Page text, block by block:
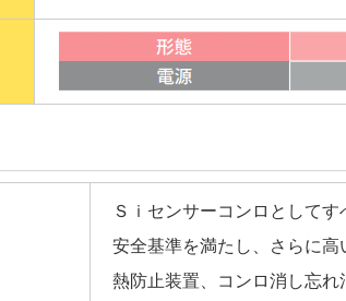
Ｓｉセンサーコンロとして
安全基準を満たし、さらに
熱防止装置、コンロ消し忘れ